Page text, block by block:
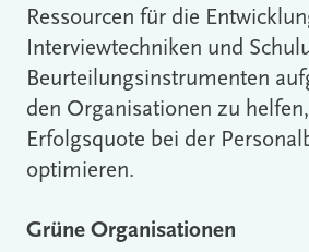
Ressourcen für die
Interviewtechniken und
Beurteilungsinstrumenten
den Organisationen zu
Erfolgsquote bei der
optimieren.
Grüne Organisationen